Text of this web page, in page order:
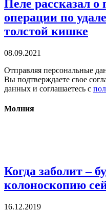
Пеле рассказал о
операции по
толстой кишке
08.09.2021
Отправляя персональные
Вы подтверждаете свое
данных и соглашаетесь с
Молния
Когда заболит –
колоноскопию
16.12.2019